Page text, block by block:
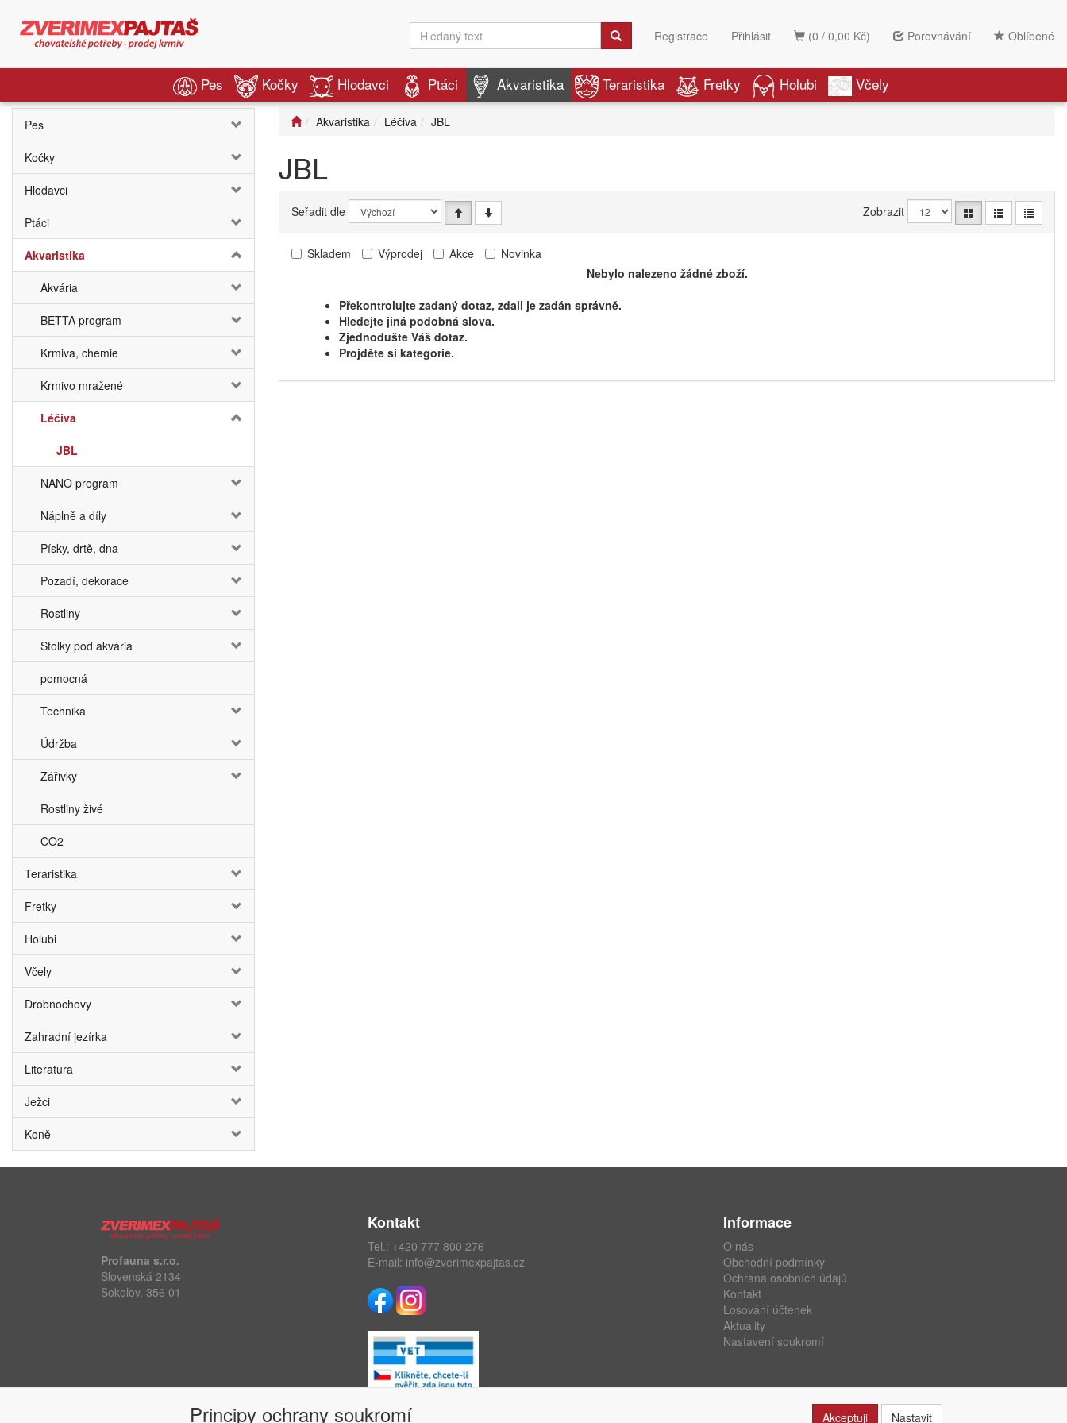
(0 / 0,00 Kč) Porovnávání Oblíbené
Registrace Přihlásit
Pes Kočky Hlodavci Ptáci Akvaristika Teraristika Fretky Holubi Včely
Pes
Kočky
Hlodavci
Ptáci
Akvaristika
Akvária
BETTA program
Krmiva, chemie
Krmivo mražené
Léčiva
JBL
NANO program
Náplně a díly
Písky, drtě, dna
Pozadí, dekorace
Rostliny
Stolky pod akvária
pomocná
Technika
Údržba
Zářivky
Rostliny živé
CO2
Teraristika
Fretky
Holubi
Včely
Drobnochovy
Zahradní jezírka
Literatura
Ježci
Koně
Akvaristika Léčiva JBL
JBL
Seřadit dle Zobrazit
Skladem Výprodej Akce
Novinka
Nebylo nalezeno žádné zboží.
Překontrolujte zadaný dotaz, zdali je zadán správně.
Hledejte jiná podobná slova.
Zjednodušte Váš dotaz.
Projděte si kategorie.
Profauna s.r.o.
Slovenská 2134
Sokolov, 356 01
Kontakt
Tel.: +420 777 800 276
E-mail: info@zverimexpajtas.cz
Informace
O nás
Obchodní podmínky
Ochrana osobních údajů
Kontakt
Losování účtenek
Aktuality
Nastavení soukromí
Principy ochrany soukromí Akceptuji Nastavit